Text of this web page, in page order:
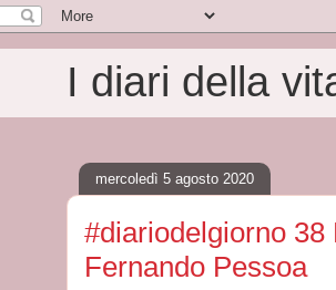
I diari della
mercoledì 5 agosto 2020
#diariodelgiorno 38
Fernando Pessoa